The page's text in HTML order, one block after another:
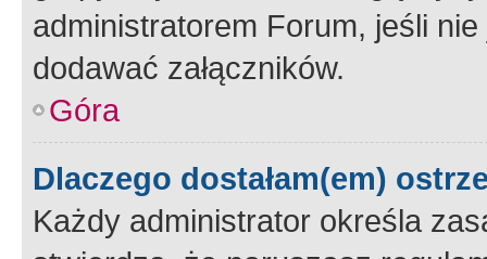
administratorem Forum, jeśli
dodawać załączników.
Góra
Dlaczego dostałam(em)
Każdy administrator określa